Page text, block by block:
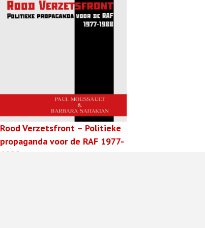
Rood Verzetsfront – Politieke
propaganda voor de RAF 1977-
1988